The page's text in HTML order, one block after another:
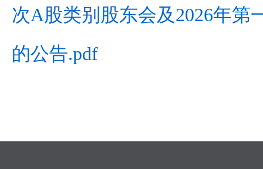
次A股类别股东会及2026年第
的公告.pdf